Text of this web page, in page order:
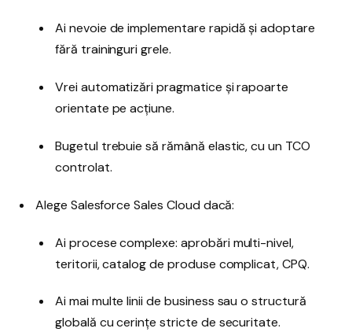
Ai nevoie de implementare rapidă și adoptare
fără traininguri grele.
Vrei automatizări pragmatice și rapoarte
orientate pe acțiune.
Bugetul trebuie să rămână elastic, cu un TCO
controlat.
Alege Salesforce Sales Cloud dacă:
Ai procese complexe: aprobări multi-nivel,
teritorii, catalog de produse complicat, CPQ.
Ai mai multe linii de business sau o structură
globală cu cerințe stricte de securitate.